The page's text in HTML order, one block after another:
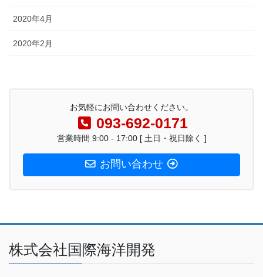
2020年4月
2020年2月
お気軽にお問い合わせください。
093-692-0171
営業時間 9:00 - 17:00 [ 土日・祝日除く ]
お問い合わせ
株式会社国際海洋開発